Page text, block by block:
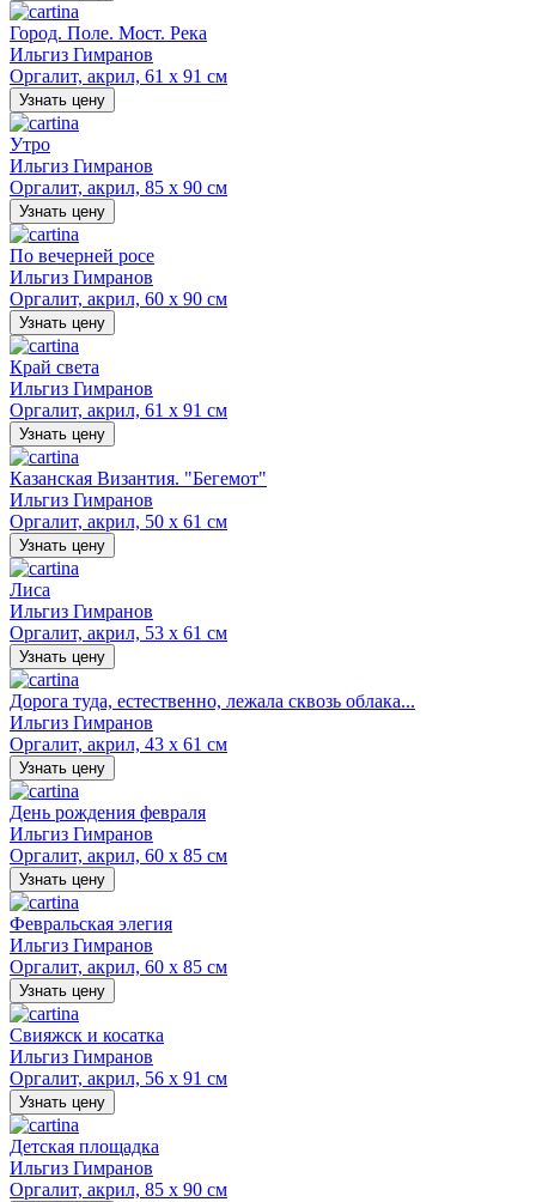
Город. Поле. Мост. Река
Ильгиз Гимранов
Оргалит, акрил, 61 х 91 см
Узнать цену
Утро
Ильгиз Гимранов
Оргалит, акрил, 85 х 90 см
Узнать цену
По вечерней росе
Ильгиз Гимранов
Оргалит, акрил, 60 х 90 см
Узнать цену
Край света
Ильгиз Гимранов
Оргалит, акрил, 61 х 91 см
Узнать цену
Казанская Византия. "Бегемот"
Ильгиз Гимранов
Оргалит, акрил, 50 х 61 см
Узнать цену
Лиса
Ильгиз Гимранов
Оргалит, акрил, 53 х 61 см
Узнать цену
Дорога туда, естественно, лежала сквозь облака...
Ильгиз Гимранов
Оргалит, акрил, 43 х 61 см
Узнать цену
День рождения февраля
Ильгиз Гимранов
Оргалит, акрил, 60 х 85 см
Узнать цену
Февральская элегия
Ильгиз Гимранов
Оргалит, акрил, 60 х 85 см
Узнать цену
Свияжск и косатка
Ильгиз Гимранов
Оргалит, акрил, 56 х 91 см
Узнать цену
Детская площадка
Ильгиз Гимранов
Оргалит, акрил, 85 х 90 см